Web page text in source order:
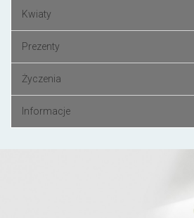
Kwiaty
Prezenty
Życzenia
Informacje